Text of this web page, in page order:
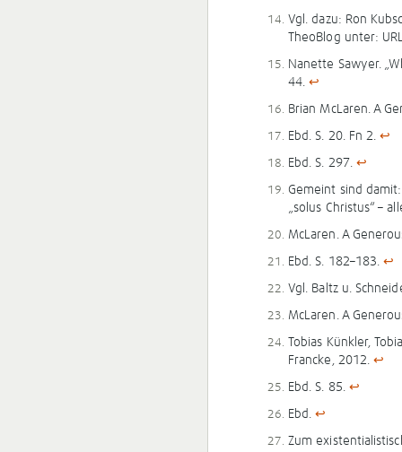
Vgl. dazu: Ron
TheoBlog unter:
Nanette Sawyer.
44.↩
Brian McLaren. A
Ebd. S. 20. Fn 2.↩
Ebd. S. 297. ↩
Gemeint sind damit:
„solus Christus“ –
McLaren. A
Ebd. S. 182–183.↩
Vgl. Baltz u.
McLaren. A
Tobias Künkler,
Francke, 2012.↩
Ebd. S. 85. ↩
Ebd.↩
Zum